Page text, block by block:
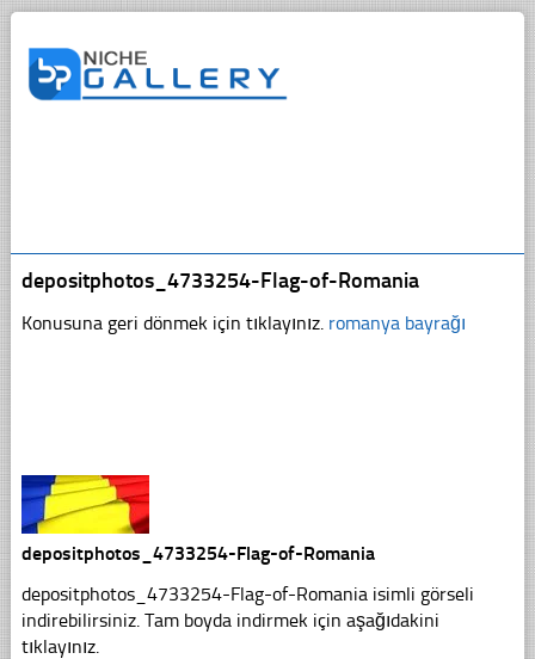
depositphotos_4733254-Flag-of-Romania
Konusuna geri dönmek için tıklayınız. romanya bayrağı
depositphotos_4733254-Flag-of-Romania
depositphotos_4733254-Flag-of-Romania isimli görseli
indirebilirsiniz. Tam boyda indirmek için aşağıdakini
tıklayınız.